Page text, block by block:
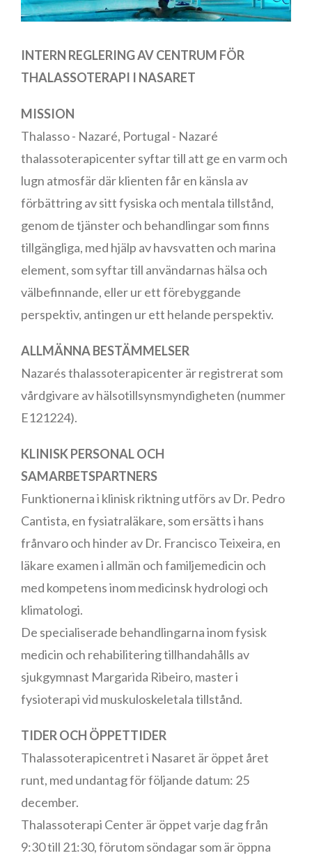
INTERN REGLERINGAV CENTRUM FÖR
THALASSOTERAPI I NASARET
MISSION
Thalasso - Nazaré, Portugal - Nazaré
thalassoterapicenter syftar till att ge en varm och
lugn atmosfär där klienten får en känsla av
förbättring av sitt fysiska och mentala tillstånd,
genom de tjänster och behandlingar som finns
tillgängliga, med hjälp av havsvatten och marina
element, som syftar till användarnas hälsa och
välbefinnande, eller ur ett förebyggande
perspektiv, antingen ur ett helande perspektiv.
ALLMÄNNA BESTÄMMELSER
Nazarés thalassoterapicenter är registrerat som
vårdgivare av hälsotillsynsmyndigheten (nummer
E121224).
KLINISK PERSONAL OCH
SAMARBETSPARTNERS
Funktionerna i klinisk riktning utförs av Dr. Pedro
Cantista, en fysiatraläkare, som ersätts i hans
frånvaro och hinder av Dr. Francisco Teixeira, en
läkare examen i allmän och familjemedicin och
med kompetens inom medicinsk hydrologi och
klimatologi.
De specialiserade behandlingarna inom fysisk
medicin och rehabilitering tillhandahålls av
sjukgymnast Margarida Ribeiro, master i
fysioterapi vid muskuloskeletala tillstånd.
TIDER OCH ÖPPETTIDER
Thalassoterapicentret i Nasaret är öppet året
runt, med undantag för följande datum: 25
december.
Thalassoterapi Center är öppet varje dag från
9:30 till 21:30, förutom söndagar som är öppna